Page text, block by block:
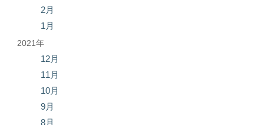
2月
1月
2021年
12月
11月
10月
9月
8月